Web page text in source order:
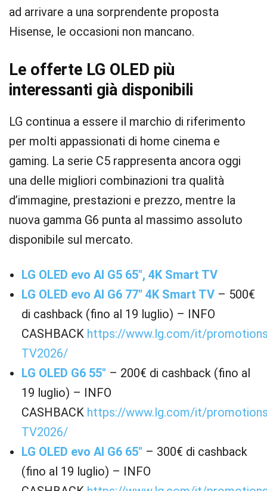
ad arrivare a una sorprendente proposta
Hisense, le occasioni non mancano.
Le offerte LG OLED più
interessanti già disponibili
LG continua a essere il marchio di riferimento
per molti appassionati di home cinema e
gaming. La serie C5 rappresenta ancora oggi
una delle migliori combinazioni tra qualità
d’immagine, prestazioni e prezzo, mentre la
nuova gamma G6 punta al massimo assoluto
disponibile sul mercato.
LG OLED evo AI G5 65″, 4K Smart TV
LG OLED evo AI G6 77″ 4K Smart TV – 500€
di cashback (fino al 19 luglio) – INFO
CASHBACK https://www.lg.com/it/
TV2026/
LG OLED G6 55″ – 200€ di cashback (fino al
19 luglio) – INFO
CASHBACK https://www.lg.com/it/
TV2026/
LG OLED evo AI G6 65″ – 300€ di cashback
(fino al 19 luglio) – INFO